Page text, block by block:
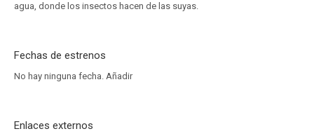
agua, donde los insectos hacen de las suyas.
Fechas de estrenos
No hay ninguna fecha. Añadir
Enlaces externos